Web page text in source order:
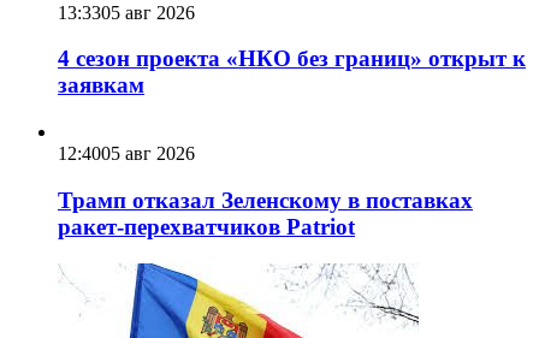
13:3305 авг 2026
4 сезон проекта «НКО без границ» открыт к
заявкам
12:4005 авг 2026
Трамп отказал Зеленскому в поставках
ракет-перехватчиков Patriot